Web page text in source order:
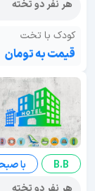
هر نفر دو تخته
کودک با تخت
قیمت به تومان
B.B
با